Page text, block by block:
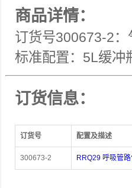
商品详情：
订货号300673-2
标准配置：5L缓冲
订货信息：
订货号 配置及描述
300673-2 RRQ29 呼吸管